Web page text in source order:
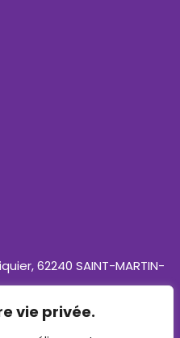
vie privée.
62240 SAINT-MARTIN-